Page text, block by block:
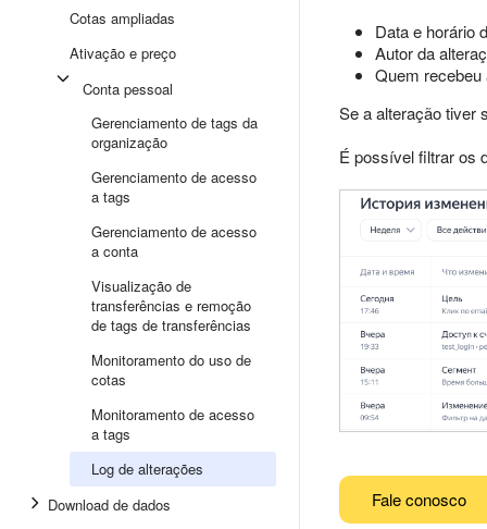
Cotas ampliadas
Ativação e preço
Conta pessoal
Gerenciamento de tags da
organização
Gerenciamento de acesso
a tags
Gerenciamento de acesso
a conta
Visualização de
transferências e remoção
de tags de transferências
Monitoramento do uso de
cotas
Monitoramento de acesso
a tags
Log de alterações
Download de dados
Data e horário
Autor da
Quem
Se a alteração tiver
É possível filtrar os
Fale conosco